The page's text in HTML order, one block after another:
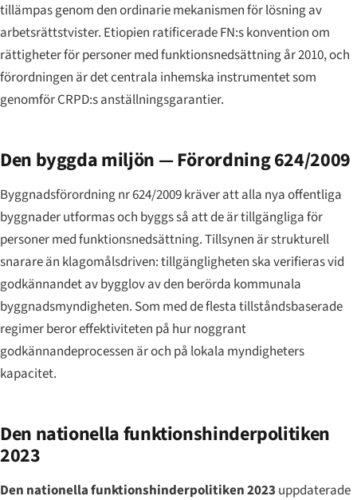
tillämpas genom den ordinarie mekanismen för lösning av
arbetsrättstvister. Etiopien ratificerade FN:s konvention om
rättigheter för personer med funktionsnedsättning år 2010, och
förordningen är det centrala inhemska instrumentet som
genomför CRPD:s anställningsgarantier.
Den byggda miljön — Förordning 624/2009
Byggnadsförordning nr 624/2009 kräver att alla nya offentliga
byggnader utformas och byggs så att de är tillgängliga för
personer med funktionsnedsättning. Tillsynen är strukturell
snarare än klagomålsdriven: tillgängligheten ska verifieras vid
godkännandet av bygglov av den berörda kommunala
byggnadsmyndigheten. Som med de flesta tillståndsbaserade
regimer beror effektiviteten på hur noggrant
godkännandeprocessen är och på lokala myndigheters
kapacitet.
Den nationella funktionshinderpolitiken
2023
Den nationella funktionshinderpolitiken 2023 uppdaterade